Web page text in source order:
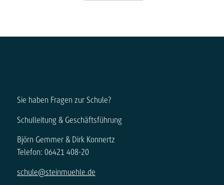
Sie haben Fragen zur Schule?
Schulleitung & Geschäftsführung
Björn Gemmer & Dirk Konnertz
Telefon: 06421 408-20
schule@steinmuehle.de